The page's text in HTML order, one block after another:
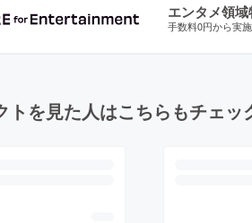
エンタメ領
手数料0円から実
トを見た人はこちらもチェッ